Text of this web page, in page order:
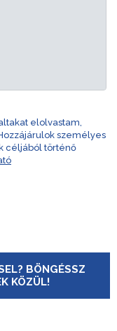
elolvastam,
személyes
céljából történő
BÖNGÉSSZ
KÖZÜL!